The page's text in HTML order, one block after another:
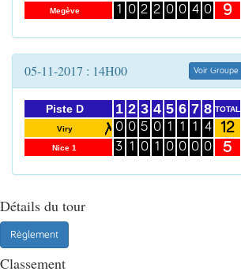
Megève
1
0 2 2 0 0 4 0
9
05-11-2017 : 14H00 Voir Groupe
Piste D
Viry
Nice 1
1
0
3
2
0
1
3
5
0
4
0
1
5
1
0
6
1
0
7
1
0
8
4
0
TOTAL
12
5
Détails du tour
Règlement
Classement